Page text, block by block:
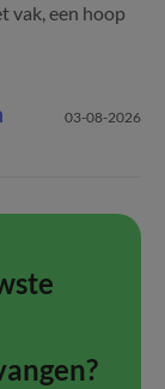
vak, een hoop
03-08-2026